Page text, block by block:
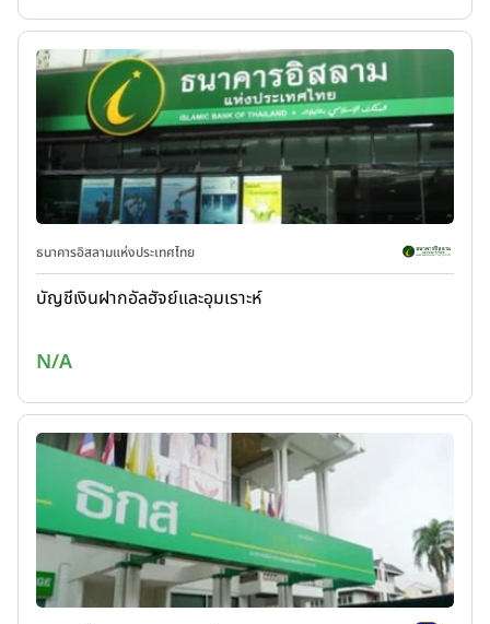
ธนาคารอิสลามแห่งประเทศไทย
บัญชีเงินฝากอัลฮัจย์และอุมเราะห์
N/A